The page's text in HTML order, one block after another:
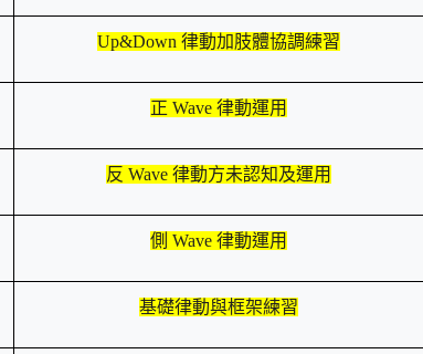
Up&Down 律動加肢體協調練習
正 Wave 律動運用
反 Wave 律動方未認知及運用
側 Wave 律動運用
基礎律動與框架練習